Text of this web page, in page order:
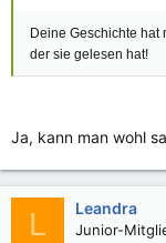
Deine Geschichte hat
der sie gelesen hat!
Ja, kann man wohl
L Leandra
Junior-